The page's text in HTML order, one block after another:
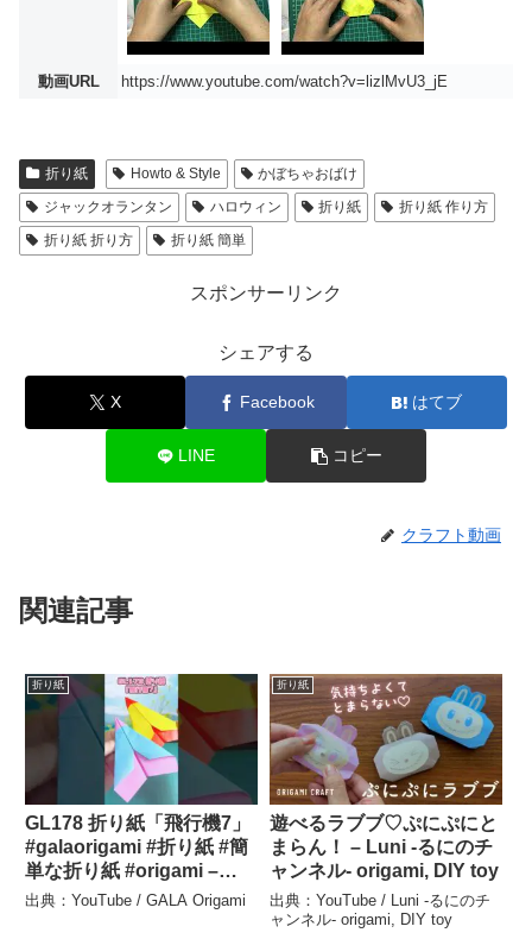
動画URL https://www.youtube.com/watch?v=lizlMvU3_jE
折り紙 Howto & Style
かぼちゃおばけ
ジャックオランタン
ハロウィン 折り紙
折り紙 作り方
折り紙 折り方
折り紙 簡単
スポンサーリンク
シェアする
X Facebook はてブ
LINE コピー
クラフト動画
関連記事
折り紙
GL178 折り紙「飛行機7」
#galaorigami #折り紙 #簡
単な折り紙 #origami –
GALA Origami
出典：YouTube / GALA Origami
折り紙
遊べるラブブ♡ぷにぷにと
まらん！ – Luni -るにのチ
ャンネル- origami, DIY toy
出典：YouTube / Luni -るにのチ
ャンネル- origami, DIY toy